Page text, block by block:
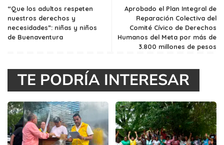
“Que los adultos respeten
nuestros derechos y
necesidades”: niñas y niños
de Buenaventura
Aprobado el Plan Integral de
Reparación Colectiva del
Comité Cívico de Derechos
Humanos del Meta por más de
3.800 millones de pesos
TE PODRÍA INTERESAR